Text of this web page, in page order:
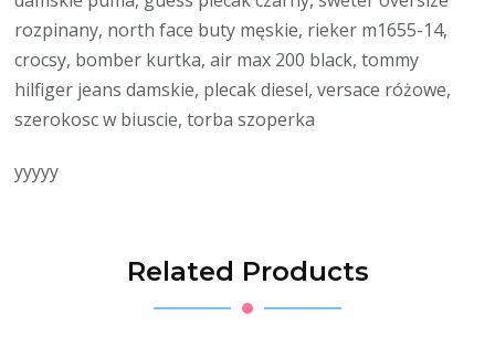
rozpinany, north face buty męskie, rieker m1655-14,
crocsy, bomber kurtka, air max 200 black, tommy
hilfiger jeans damskie, plecak diesel, versace różowe,
szerokosc w biuscie, torba szoperka
yyyyy
Related Products